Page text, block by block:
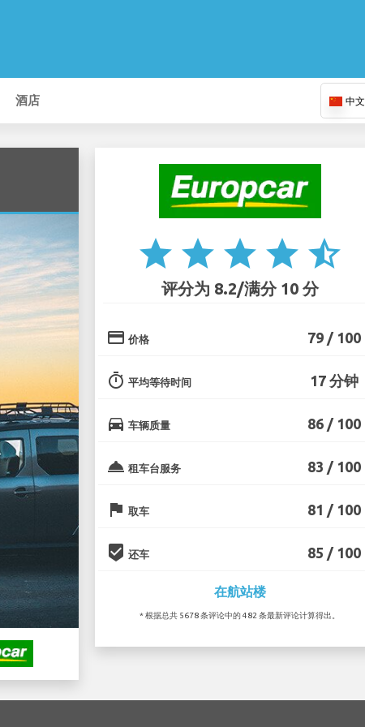
酒店 中文
star star star star star_half
评分为 8.2/满分 10 分
credit_card 价格 79 / 100
timer 平均等待时间 17 分钟
directions_car 车辆质量 86 / 100
room_service 租车台服务 83 / 100
flag 取车 81 / 100
beenhere 还车 85 / 100
在航站楼
* 根据总共 5678 条评论中的 482 条最新评论计算得出。